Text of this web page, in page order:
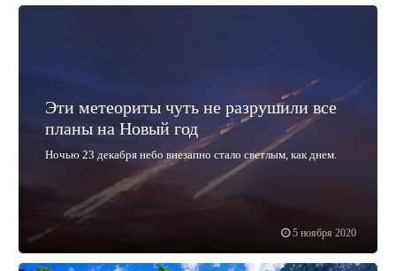
Эти метеориты чуть не разрушили все
планы на Новый год
Ночью 23 декабря небо внезапно стало светлым, как днем.
5 ноября 2020